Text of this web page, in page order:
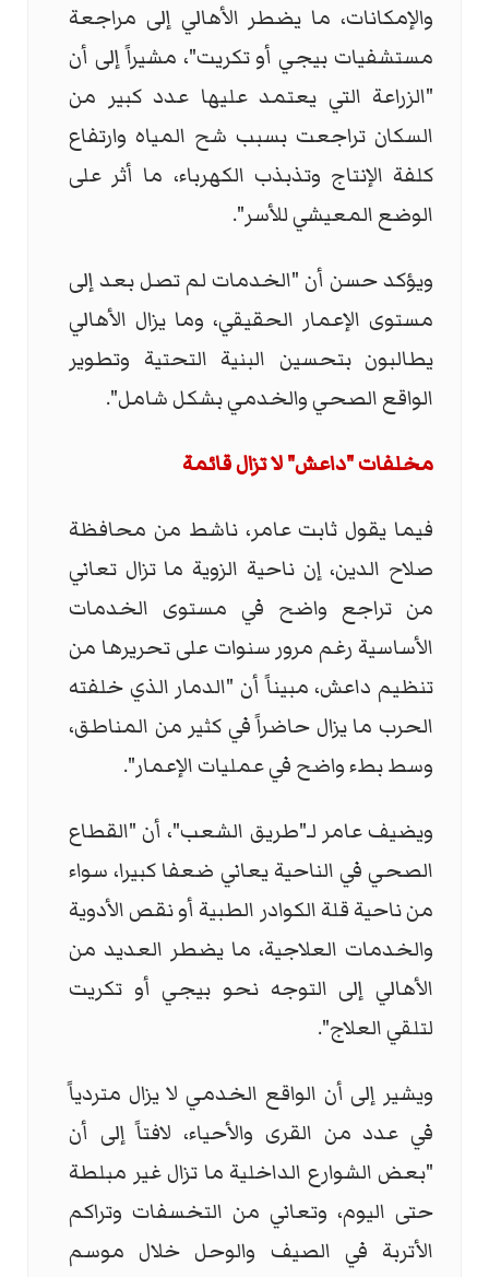
والإمكانات، ما يضطر الأهالي إلى مراجعة
مستشفيات بيجي أو تكريت"، مشيراً إلى أن
"الزراعة التي يعتمد عليها عدد كبير من
السكان تراجعت بسبب شح المياه وارتفاع
كلفة الإنتاج وتذبذب الكهرباء، ما أثر على
الوضع المعيشي للأسر".
ويؤكد حسن أن "الخدمات لم تصل بعد إلى
مستوى الإعمار الحقيقي، وما يزال الأهالي
يطالبون بتحسين البنية التحتية وتطوير
الواقع الصحي والخدمي بشكل شامل".
مخلفات "داعش" لا تزال قائمة
فيما يقول ثابت عامر، ناشط من محافظة
صلاح الدين، إن ناحية الزوية ما تزال تعاني
من تراجع واضح في مستوى الخدمات
الأساسية رغم مرور سنوات على تحريرها من
تنظيم داعش، مبيناً أن "الدمار الذي خلفته
الحرب ما يزال حاضراً في كثير من المناطق،
وسط بطء واضح في عمليات الإعمار".
ويضيف عامر لـ"طريق الشعب"، أن "القطاع
الصحي في الناحية يعاني ضعفا كبيرا، سواء
من ناحية قلة الكوادر الطبية أو نقص الأدوية
والخدمات العلاجية، ما يضطر العديد من
الأهالي إلى التوجه نحو بيجي أو تكريت
لتلقي العلاج".
ويشير إلى أن الواقع الخدمي لا يزال متردياً
في عدد من القرى والأحياء، لافتاً إلى أن
"بعض الشوارع الداخلية ما تزال غير مبلطة
حتى اليوم، وتعاني من التخسفات وتراكم
الأتربة في الصيف والوحل خلال موسم